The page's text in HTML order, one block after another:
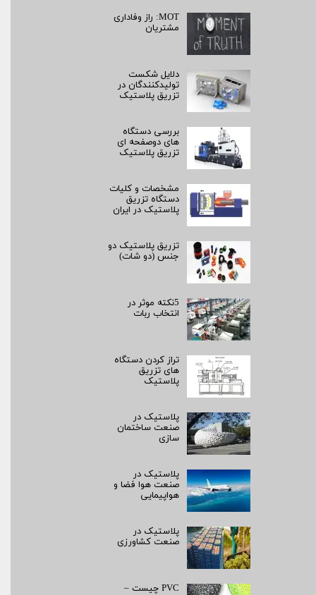
MOT: راز وفاداری
مشتریان
دلایل شکست
تولیدکنندگان در
تزریق پلاستیک
بررسی دستگاه
های دوصفحه ای
تزریق پلاستیک
مشخصات و کلیات
دستگاه تزریق
پلاستیک در ایران
تزریق پلاستیک دو
جنس (دو شات)
5نکته موثر در
انتخاب ربات
تراز کردن دستگاه
های تزریق
پلاستیک
پلاستیک در
صنعت ساختمان
سازی
پلاستیک در
صنعت هوا فضا و
هواپیمایی
پلاستیک در
صنعت کشاورزی
PVC چیست –